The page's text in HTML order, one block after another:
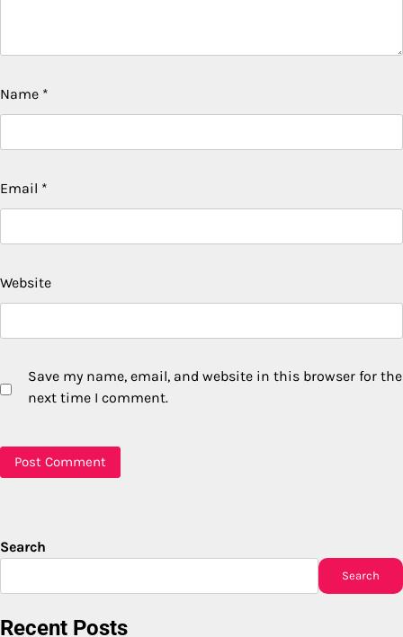
Name *
Email *
Website
Save my name, email, and website in this browser for the
next time I comment.
Search
Search
Recent Posts